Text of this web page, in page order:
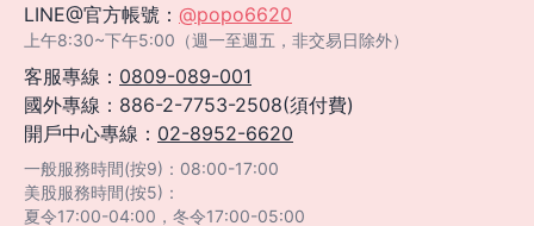
LINE@官方帳號： @popo6620
上午8:30~下午5:00（週一至週五，非交易日除外）
客服專線： 0809-089-001
國外專線：886-2-7753-2508(須付費)
開戶中心專線： 02-8952-6620
一般服務時間(按9)：08:00-17:00
美股服務時間(按5)：
夏令17:00-04:00，冬令17:00-05:00